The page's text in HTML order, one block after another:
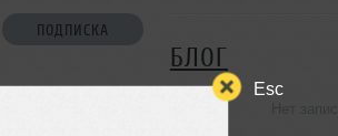
Esc
ПОДПИСКА
БЛОГ